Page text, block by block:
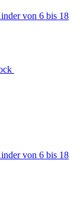
von 6 bis 18
von 6 bis 18